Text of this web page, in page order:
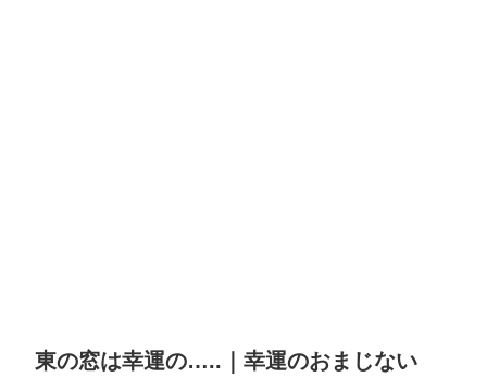
東の窓は幸運の…..｜幸運のおまじない